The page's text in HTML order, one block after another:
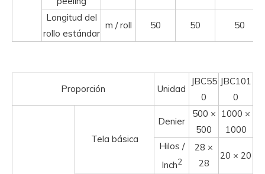
Longitud del
rollo estándar
m / roll 50 50 50
Proporción Unidad
JBC55
0
JBC101
0
Tela básica
Denier
500 ×
500
1000 ×
1000
Hilos /
Inch2
28 ×
28
20 × 20